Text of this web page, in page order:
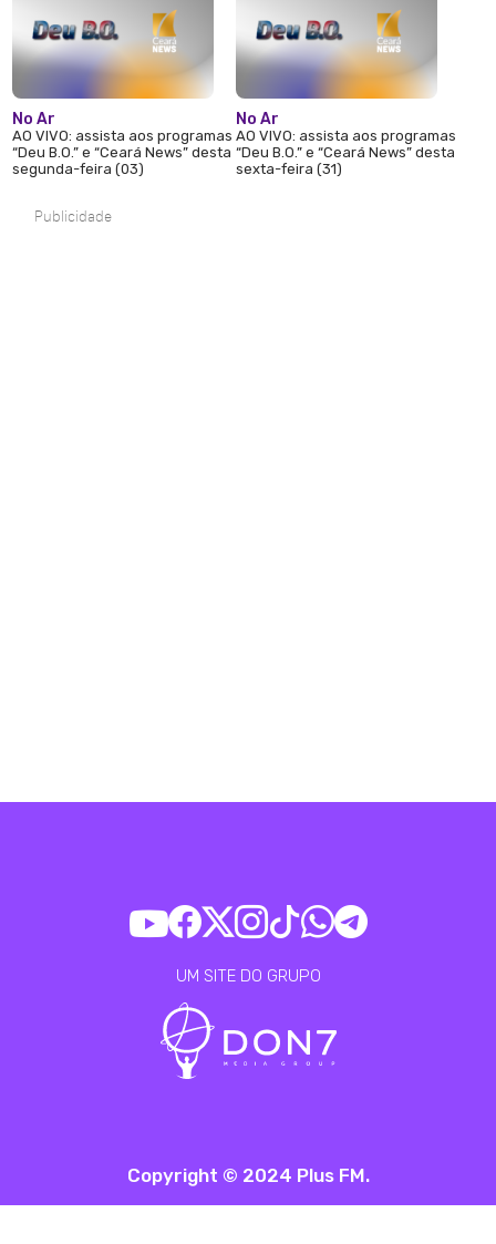
No Ar
AO VIVO: assista aos programas
“Deu B.O.” e “Ceará News” desta
segunda-feira (03)
No Ar
AO VIVO: assista aos programas
“Deu B.O.” e “Ceará News” desta
sexta-feira (31)
Publicidade
UM SITE DO GRUPO
Copyright © 2024 Plus FM.